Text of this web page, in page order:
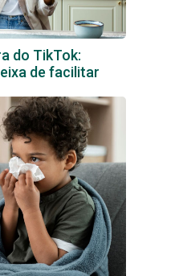
do TikTok:
de facilitar